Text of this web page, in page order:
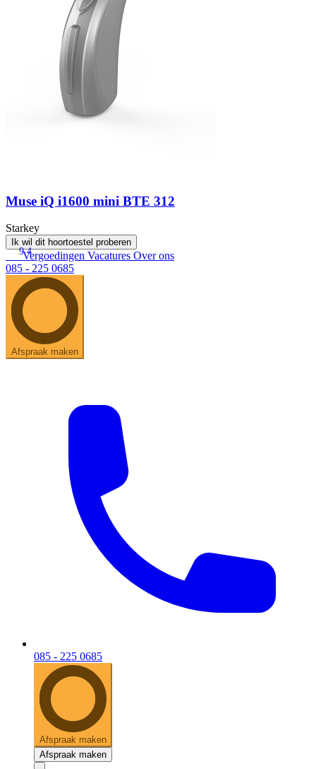
Muse iQ i1600 mini BTE 312
Starkey
Ik wil dit hoortoestel proberen
9.4
Vergoedingen Vacatures Over ons
085 - 225 0685
Afspraak maken
085 - 225 0685
Afspraak maken
Afspraak maken